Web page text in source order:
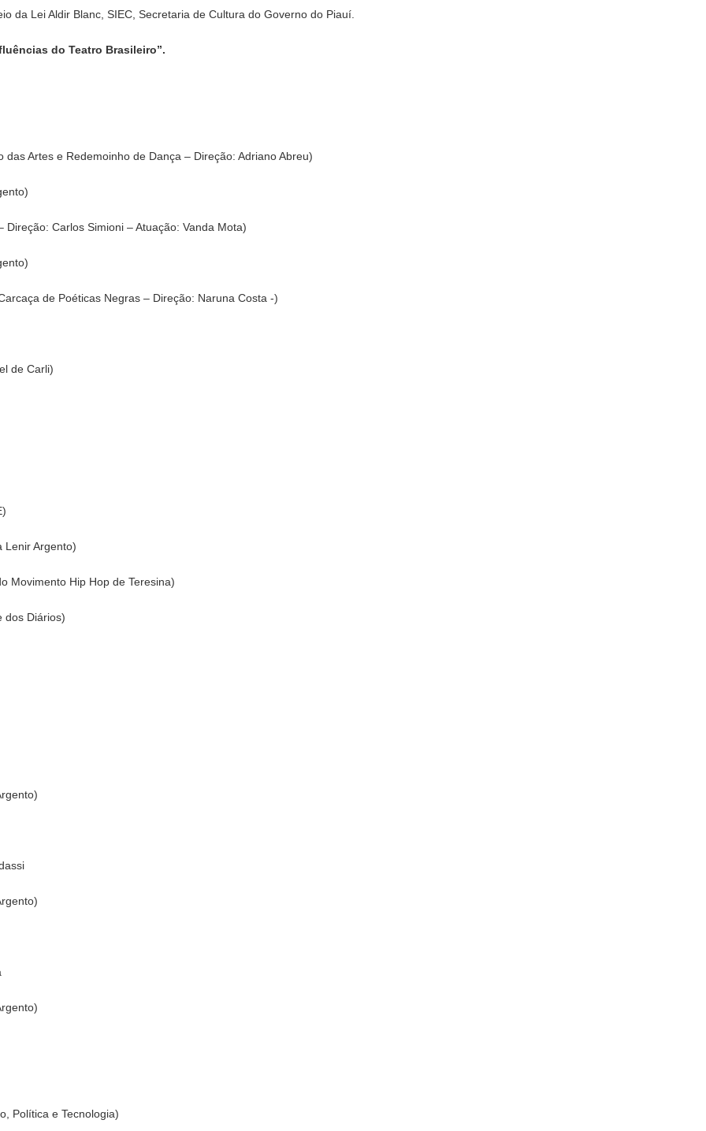
da Lei Aldir Blanc, SIEC, Secretaria de Cultura do Governo do Piauí.
do Teatro Brasileiro”.
Artes e Redemoinho de Dança – Direção: Adriano Abreu)
Carlos Simioni – Atuação: Vanda Mota)
de Poéticas Negras – Direção: Naruna Costa -)
de Carli)
Lenir Argento)
Movimento Hip Hop de Teresina)
dos Diários)
Política e Tecnologia)